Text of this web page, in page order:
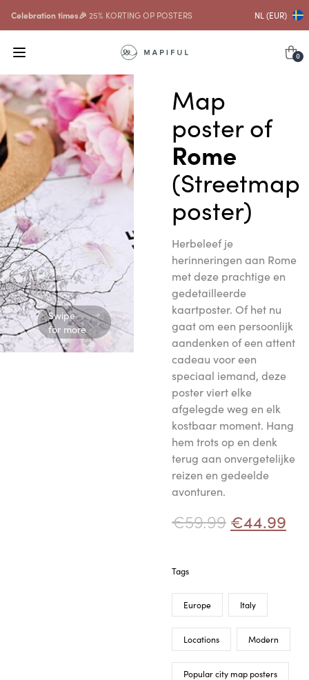
Celebration times🎉 25% KORTING OP POSTERS NL (EUR)
0
Swipe
for more
Map
poster of
Rome
(Streetmap
poster)
Herbeleef je
herinneringen aan Rome
met deze prachtige en
gedetailleerde
kaartposter. Of het nu
gaat om een persoonlijk
aandenken of een attent
cadeau voor een
speciaal iemand, deze
poster viert elke
afgelegde weg en elk
kostbaar moment. Hang
hem trots op en denk
terug aan onvergetelijke
reizen en gedeelde
avonturen.
€59.99 €44.99
Tags
Europe Italy
Locations Modern
Popular city map posters